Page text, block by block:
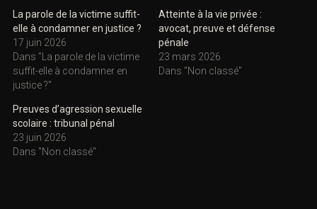
La parole de la victime suffit-
elle à condamner en justice ?
17 juin 2026
Dans "La parole de la victime
suffit-elle à condamner en
justice ?"
Atteinte à la vie privée :
avocat, preuve et défense
pénale
23 mars 2026
Dans "Non classé"
Preuves d’agression sexuelle
scolaire : tribunal pénal
23 juin 2026
Dans "Non classé"